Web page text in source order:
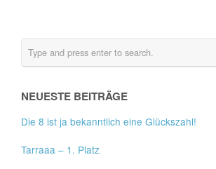
NEUESTE BEITRÄGE
Die 8 ist ja bekanntlich eine Glückszahl!
Tarraaa – 1. Platz